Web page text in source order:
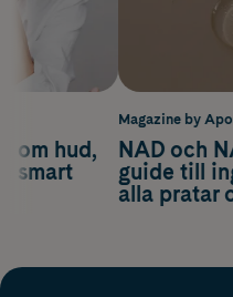
om hud,
smart
Magazine by
NAD och
guide till
alla pratar